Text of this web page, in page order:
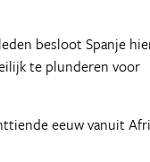
besloot Spanje
te plunderen voor
eeuw vanuit